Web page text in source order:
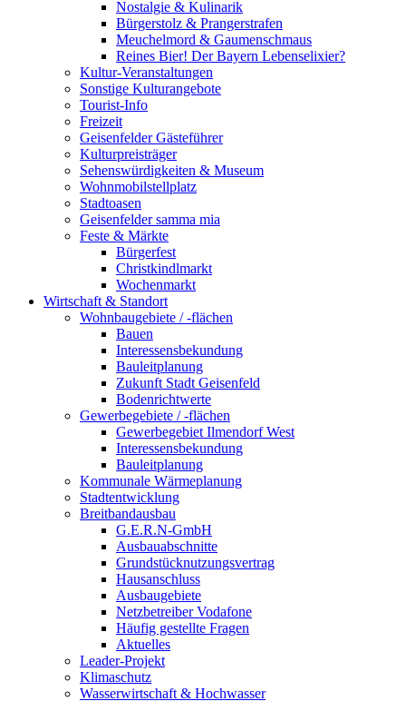
Nostalgie & Kulinarik
Bürgerstolz & Prangerstrafen
Meuchelmord & Gaumenschmaus
Reines Bier! Der Bayern Lebenselixier?
Kultur-Veranstaltungen
Sonstige Kulturangebote
Tourist-Info
Freizeit
Geisenfelder Gästeführer
Kulturpreisträger
Sehenswürdigkeiten & Museum
Wohnmobilstellplatz
Stadtoasen
Geisenfelder samma mia
Feste & Märkte
Bürgerfest
Christkindlmarkt
Wochenmarkt
Wirtschaft & Standort
Wohnbaugebiete / -flächen
Bauen
Interessensbekundung
Bauleitplanung
Zukunft Stadt Geisenfeld
Bodenrichtwerte
Gewerbegebiete / -flächen
Gewerbegebiet Ilmendorf West
Interessensbekundung
Bauleitplanung
Kommunale Wärmeplanung
Stadtentwicklung
Breitbandausbau
G.E.R.N-GmbH
Ausbauabschnitte
Grundstücknutzungsvertrag
Hausanschluss
Ausbaugebiete
Netzbetreiber Vodafone
Häufig gestellte Fragen
Aktuelles
Leader-Projekt
Klimaschutz
Wasserwirtschaft & Hochwasser